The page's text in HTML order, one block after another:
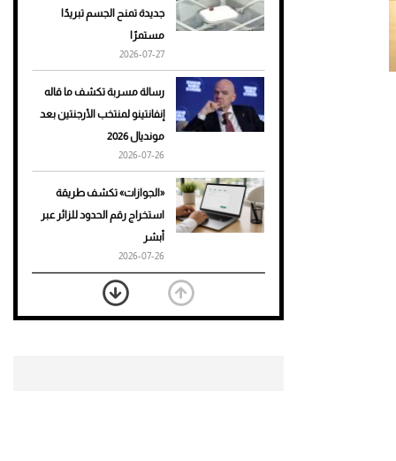
لإطلالة جريئة وعصرية
للرجال
جديدة تمنح الجسم تبريدًا
مستمرًا
2026-07-27
رسالة مسربة تكشف ما قاله
إنفانتينو لمنتخب الأرجنتين بعد
مونديال 2026
2026-07-26
«الجوازات» تكشف طريقة
استخراج رقم الحدود للزائر عبر
أبشر
2026-07-26
بعد 7 أشهر من تعرضه لحادث
مروع.. جوشوا يفوز على برينغا